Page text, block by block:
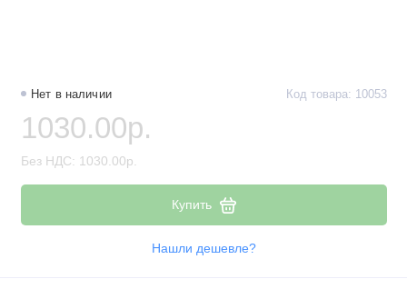
Нет в наличии Код товара: 10053
1030.00р.
Без НДС: 1030.00р.
Купить
Нашли дешевле?